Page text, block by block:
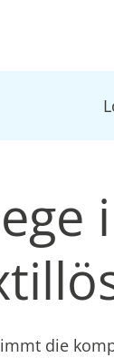
die